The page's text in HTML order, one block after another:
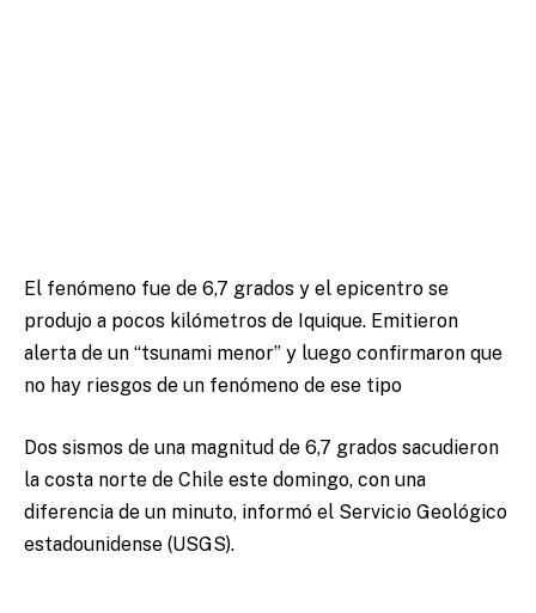
El fenómeno fue de 6,7 grados y el epicentro se
produjo a pocos kilómetros de Iquique. Emitieron
alerta de un “tsunami menor” y luego confirmaron que
no hay riesgos de un fenómeno de ese tipo
Dos sismos de una magnitud de 6,7 grados sacudieron
la costa norte de Chile este domingo, con una
diferencia de un minuto, informó el Servicio Geológico
estadounidense (USGS).